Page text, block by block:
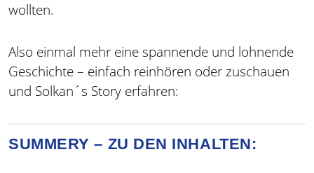
wollten.
Also einmal mehr eine spannende und lohnende
Geschichte – einfach reinhören oder zuschauen
und Solkan´s Story erfahren:
SUMMERY – ZU DEN INHALTEN: